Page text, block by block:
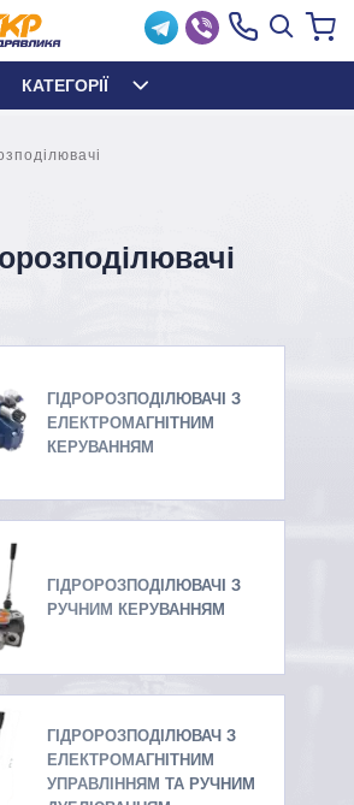
КАТЕГОРІЇ
ГІДРОРОЗПОДІЛЮВАЧІ З
ЕЛЕКТРОМАГНІТНИМ
КЕРУВАННЯМ
ГІДРОРОЗПОДІЛЮВАЧІ З
РУЧНИМ КЕРУВАННЯМ
ГІДРОРОЗПОДІЛЮВАЧ З
ЕЛЕКТРОМАГНІТНИМ
УПРАВЛІННЯМ ТА РУЧНИМ